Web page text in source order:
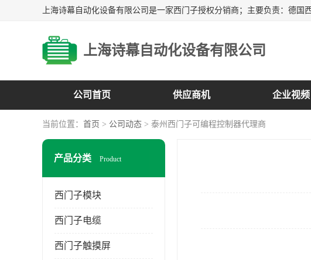
上海诗幕自动化设备有限公司
公司首页 供应商机 企业视频
当前位置： 首页 > 公司动态 > 泰州西门子可编程控制器代理商
产品分类 Product
西门子模块
西门子电缆
西门子触摸屏